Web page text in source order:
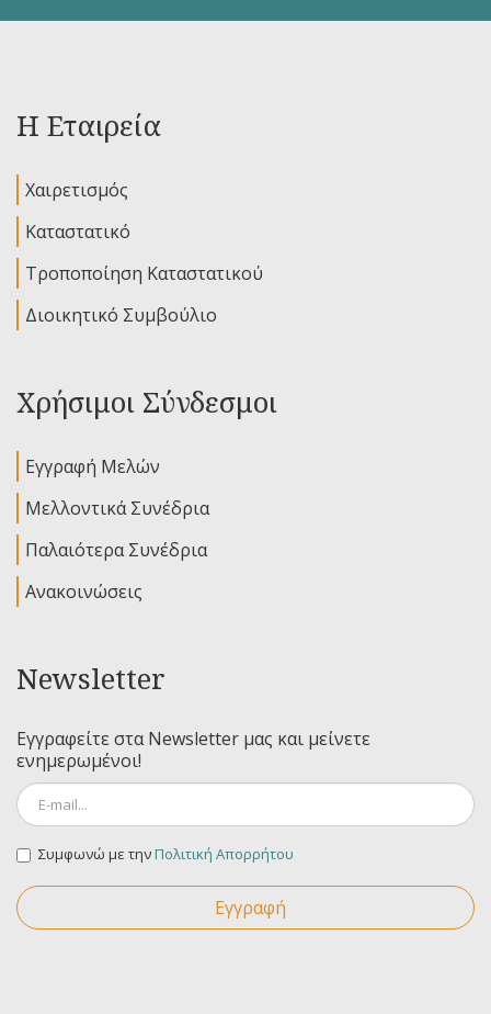
Η Εταιρεία
Χαιρετισμός
Καταστατικό
Τροποποίηση Καταστατικού
Διοικητικό Συμβούλιο
Χρήσιμοι Σύνδεσμοι
Εγγραφή Μελών
Μελλοντικά Συνέδρια
Παλαιότερα Συνέδρια
Ανακοινώσεις
Newsletter
Εγγραφείτε στα Newsletter μας και μείνετε
ενημερωμένοι!
Συμφωνώ με τηνΠολιτική Απορρήτου
Εγγραφή